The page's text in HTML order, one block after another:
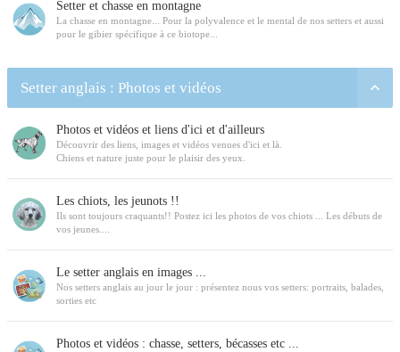
Setter et chasse en montagne
La chasse en montagne... Pour la polyvalence et le mental de nos setters et aussi
pour le gibier spécifique à ce biotope...
Setter anglais : Photos et vidéos
Photos et vidéos et liens d'ici et d'ailleurs
Découvrir des liens, images et vidéos venues d'ici et là.
Chiens et nature juste pour le plaisir des yeux.
Les chiots, les jeunots !!
Ils sont toujours craquants!! Postez ici les photos de vos chiots ... Les débuts de
vos jeunes....
Le setter anglais en images ...
Nos setters anglais au jour le jour : présentez nous vos setters: portraits, balades,
sorties etc
Photos et vidéos : chasse, setters, bécasses etc ...